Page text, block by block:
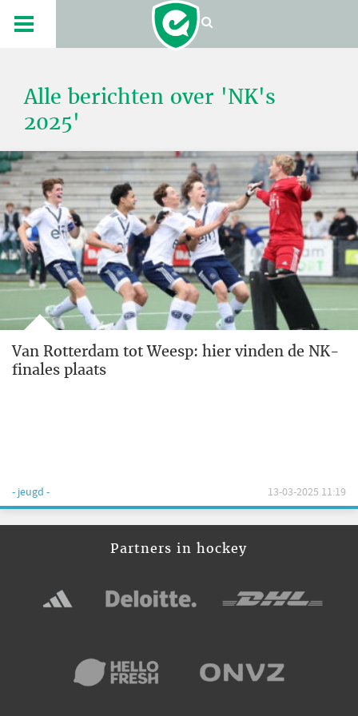
Alle berichten over 'NK's
2025'
Van Rotterdam tot Weesp: hier vinden de NK-
finales plaats
- jeugd - 13-03-2025 11:19
Partners in hockey